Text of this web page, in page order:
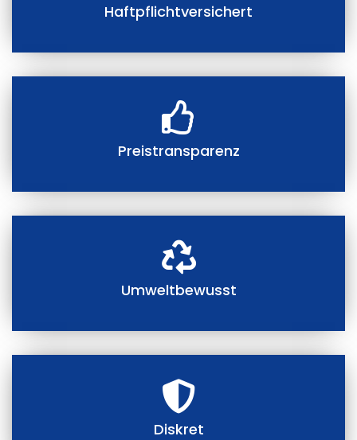
Haftpflichtversichert
Preistransparenz
Umweltbewusst
Diskret